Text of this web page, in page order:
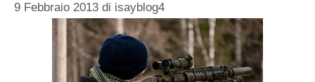
9 Febbraio 2013 di isayblog4